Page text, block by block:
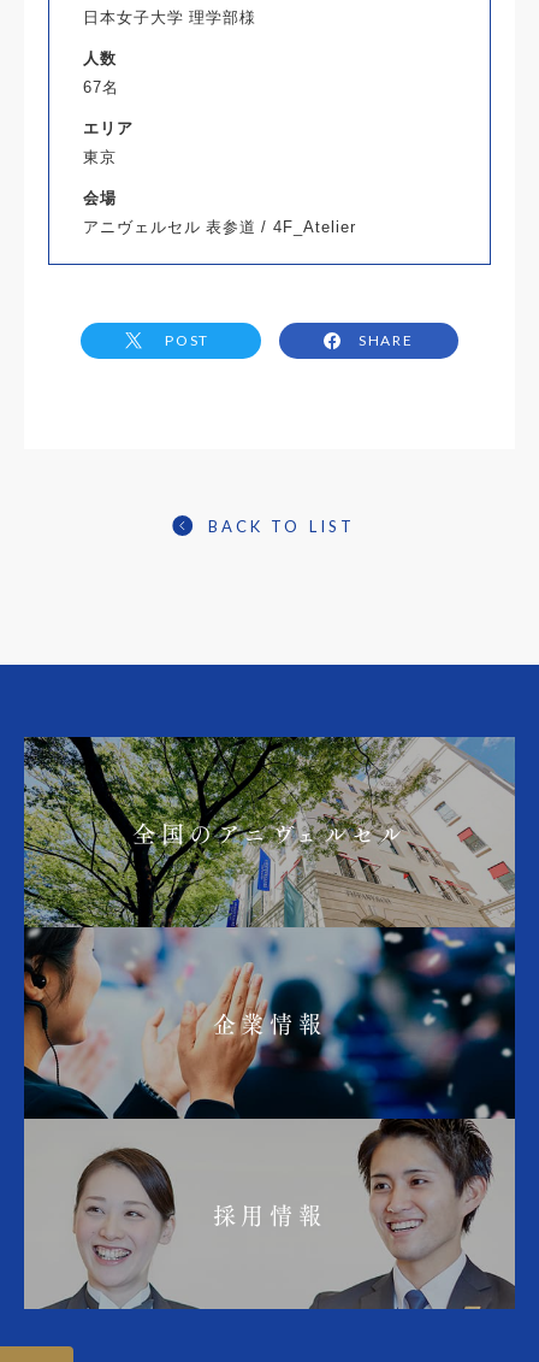
日本女子大学 理学部様
人数
67名
エリア
東京
会場
アニヴェルセル 表参道 / 4F_Atelier
POST SHARE
BACK TO LIST
全国のアニヴェルセル
企業情報
採用情報